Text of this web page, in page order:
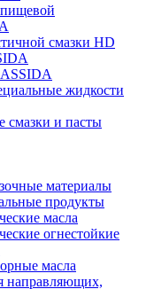
смазки HD
жидкости
смазки и пасты
материалы
продукты
масла
огнестойкие
масла
направляющих,